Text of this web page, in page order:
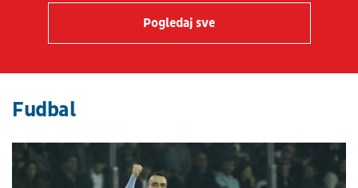
Pogledaj sve
Fudbal